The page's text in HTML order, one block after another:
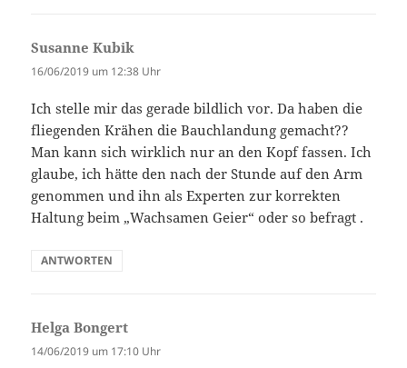
Susanne Kubik
16/06/2019 um 12:38 Uhr
Ich stelle mir das gerade bildlich vor. Da haben die
fliegenden Krähen die Bauchlandung gemacht??
Man kann sich wirklich nur an den Kopf fassen. Ich
glaube, ich hätte den nach der Stunde auf den Arm
genommen und ihn als Experten zur korrekten
Haltung beim „Wachsamen Geier“ oder so befragt .
ANTWORTEN
Helga Bongert
14/06/2019 um 17:10 Uhr